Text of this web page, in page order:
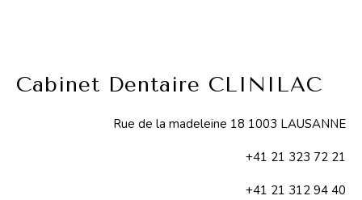
Cabinet Dentaire CLINILAC
Rue de la madeleine 18 1003 LAUSANNE
+41 21 323 72 21
+41 21 312 94 40